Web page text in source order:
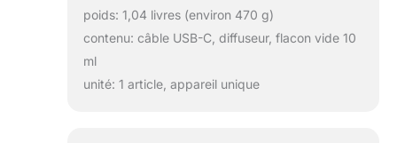
poids: 1,04 livres (environ 470 g)
contenu: câble USB-C, diffuseur, flacon vide 10
ml
unité: 1 article, appareil unique